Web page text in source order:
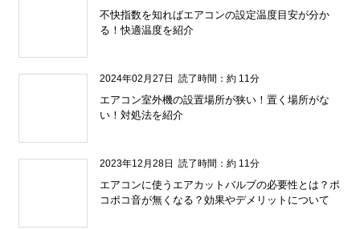
不快指数を知ればエアコンの設定温度目安が分か
る！快適温度を紹介
2024年02月27日 読了時間：約 11分
エアコン室外機の設置場所が狭い！置く場所がな
い！対処法を紹介
2023年12月28日 読了時間：約 11分
エアコンに使うエアカットバルブの必要性とは？ポ
コポコ音が無くなる？効果やデメリットについて